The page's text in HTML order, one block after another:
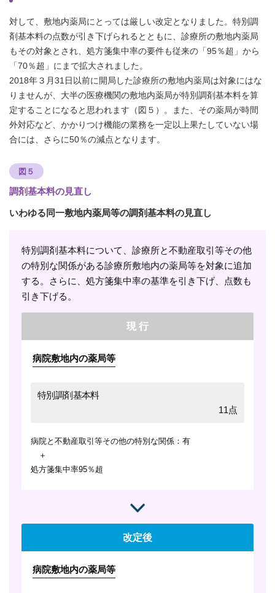
対して、敷地内薬局にとっては厳しい改定となりました。特別調
剤基本料の点数が引き下げられるとともに、診療所の敷地内薬局
もその対象とされ、処方箋集中率の要件も従来の「95％超」から
「70％超」にまで拡大されました。
2018年３月31日以前に開局した診療所の敷地内薬局は対象にはな
りませんが、大半の医療機関の敷地内薬局が特別調剤基本料を算
定することになると思われます（図５）。また、その薬局が時間
外対応など、かかりつけ機能の業務を一定以上果たしていない場
合には、さらに50％の減点となります。
図５
調剤基本料の見直し
いわゆる同一敷地内薬局等の調剤基本料の見直し
特別調剤基本料について、診療所と不動産取引等その他
の特別な関係がある診療所敷地内の薬局等を対象に追加
する。さらに、処方箋集中率の基準を引き下げ、点数も
引き下げる。
現 行
病院敷地内の薬局等
特別調剤基本料
11点
病院と不動産取引等その他の特別な関係：有
＋
処方箋集中率95％超
改定後
病院敷地内の薬局等